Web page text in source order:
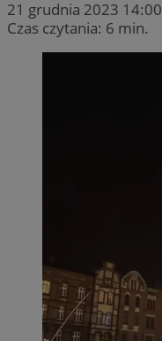
21 grudnia 2023 14:00
Czas czytania: 6 min.